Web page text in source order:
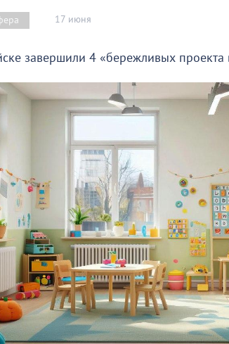
17 июня
завершили 4 «бережливых проекта